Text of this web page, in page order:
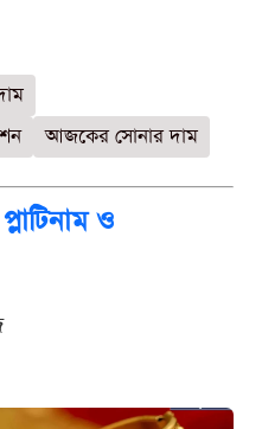
আজকের সোনার দাম
ও